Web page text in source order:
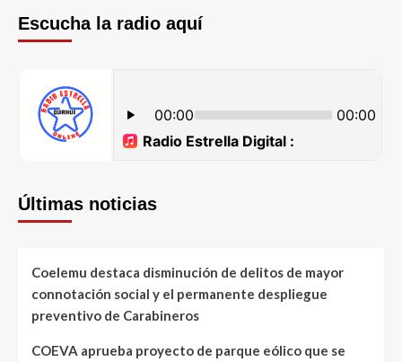
Escucha la radio aquí
Últimas noticias
Coelemu destaca disminución de delitos de mayor
connotación social y el permanente despliegue
preventivo de Carabineros
COEVA aprueba proyecto de parque eólico que se